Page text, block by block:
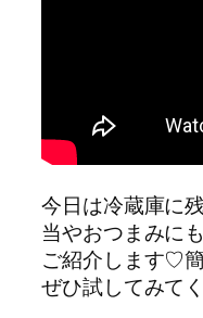
今日は冷蔵庫に
当やおつまみに
ご紹介します♡
ぜひ試してみて